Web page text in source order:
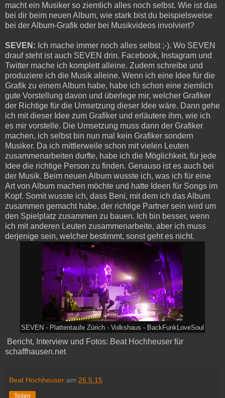
macht ein Musiker so ziemlich alles noch selbst. Wie ist das
bei dir beim neuen Album, wie stark bist du beispielsweise
bei der Album-Grafik oder bei Musikvideos involviert?
SEVEN: Ich mache immer noch alles selbst ;-). Wo SEVEN
drauf steht ist auch SEVEN drin. Facebook, Instagram und
Twitter mache ich komplett alleine. Zudem schreibe und
produziere ich die Musik alleine. Wenn ich eine Idee für die
Grafik zu einem Album habe, habe ich schon eine ziemlich
gute Vorstellung davon und überlege mir, welcher Grafiker
der Richtige für die Umsetzung dieser Idee wäre. Dann gehe
ich mit dieser Idee zum Grafiker und erläutere ihm, wie ich
es mir vorstelle. Die Umsetzung muss dann der Grafiker
machen, ich selbst bin nun mal kein Grafiker sondern
Musiker. Da ich mittlerweile schon mit vielen Leuten
zusammenarbeiten durfte, habe ich die Möglichkeit, für jede
Idee die richtige Person zu finden. Genauso ist es auch bei
der Musik. Beim neuen Album wusste ich, was ich für eine
Art von Album machen möchte und hatte Ideen für Songs im
Kopf. Somit wusste ich, dass Beni, mit dem ich das Album
zusammen gemacht habe, der richtige Partner sein wird um
den Spielplatz zusammen zu bauen. Ich bin besser, wenn
ich mit anderen Leuten zusammenarbeite, aber ich muss
derjenige sein, welcher bestimmt, sonst geht es nicht.
SEVEN - Plattentaufe Zürich - Volkshaus - BackFunkLoveSoul
Bericht, Interview und Fotos: Beat Hochheuser für
schaffhausen.net
Beat Hochheuser am 26.5.15
Teilen